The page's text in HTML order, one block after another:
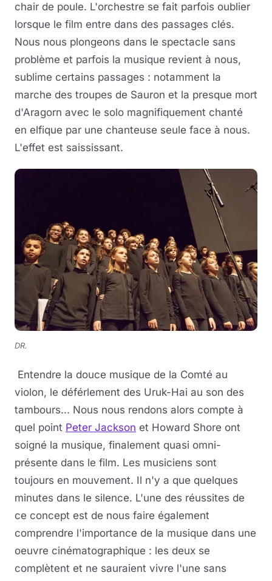
chair de poule. L'orchestre se fait parfois oublier
lorsque le film entre dans des passages clés.
Nous nous plongeons dans le spectacle sans
problème et parfois la musique revient à nous,
sublime certains passages : notamment la
marche des troupes de Sauron et la presque mort
d'Aragorn avec le solo magnifiquement chanté
en elfique par une chanteuse seule face à nous.
L'effet est saississant.
DR.
Entendre la douce musique de la Comté au
violon, le déférlement des Uruk-Hai au son des
tambours... Nous nous rendons alors compte à
quel point Peter Jackson et Howard Shore ont
soigné la musique, finalement quasi omni-
présente dans le film. Les musiciens sont
toujours en mouvement. Il n'y a que quelques
minutes dans le silence. L'une des réussites de
ce concept est de nous faire également
comprendre l'importance de la musique dans une
oeuvre cinématographique : les deux se
complètent et ne sauraient vivre l'une sans